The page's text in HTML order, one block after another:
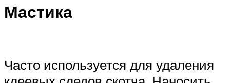
Мастика
Часто используется для удаления